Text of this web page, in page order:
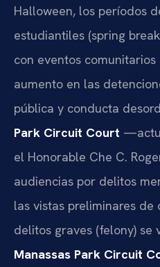
Halloween, los períodos
estudiantiles (spring
con eventos
aumento en las
pública y conducta
Park Circuit Court
el Honorable Che C.
audiencias por delitos
las vistas preliminares de
delitos graves (felony) se
Manassas Park Circuit